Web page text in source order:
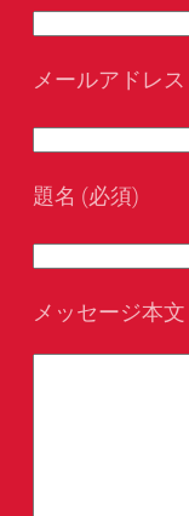
メールアドレ
題名 (必須)
メッセージ本